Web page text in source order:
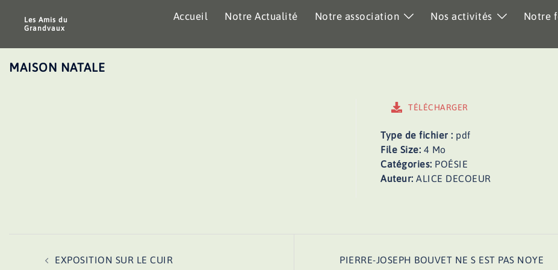
Les Amis du
Grandvaux
Accueil Notre Actualité Notre association Nos activités Notre
MAISON NATALE
TÉLÉCHARGER
Type de fichier : pdf
File Size: 4 Mo
Catégories: POÉSIE
Auteur:ALICE DECOEUR
EXPOSITION SUR LE CUIR PIERRE-JOSEPH BOUVET NE S EST PAS NOYE